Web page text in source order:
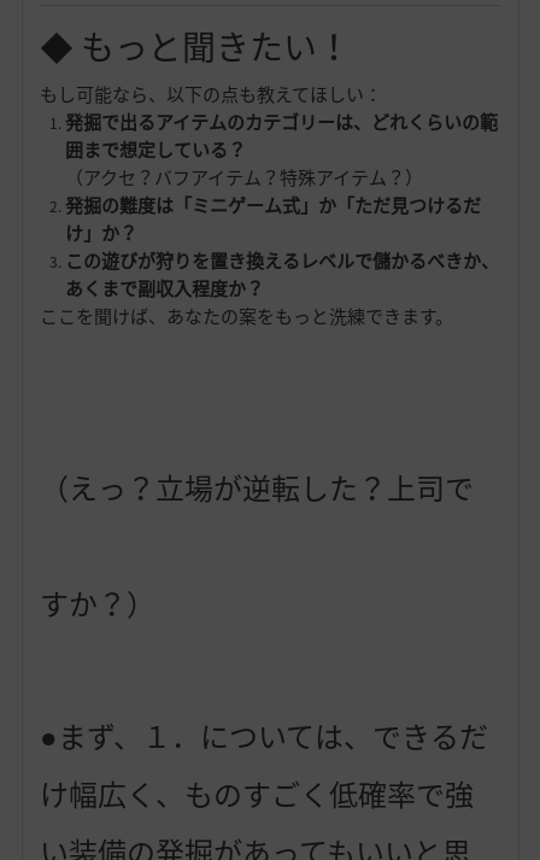
◆ もっと聞きたい！
もし可能なら、以下の点も教えてほしい：
発掘で出るアイテムのカテゴリーは、どれくらいの範
囲まで想定している？
（アクセ？バフアイテム？特殊アイテム？）
発掘の難度は「ミニゲーム式」か「ただ見つけるだ
け」か？
この遊びが狩りを置き換えるレベルで儲かるべきか、
あくまで副収入程度か？
ここを聞けば、あなたの案をもっと洗練できます。
（えっ？立場が逆転した？上司で
すか？）
●まず、１．については、できるだ
け幅広く、ものすごく低確率で強